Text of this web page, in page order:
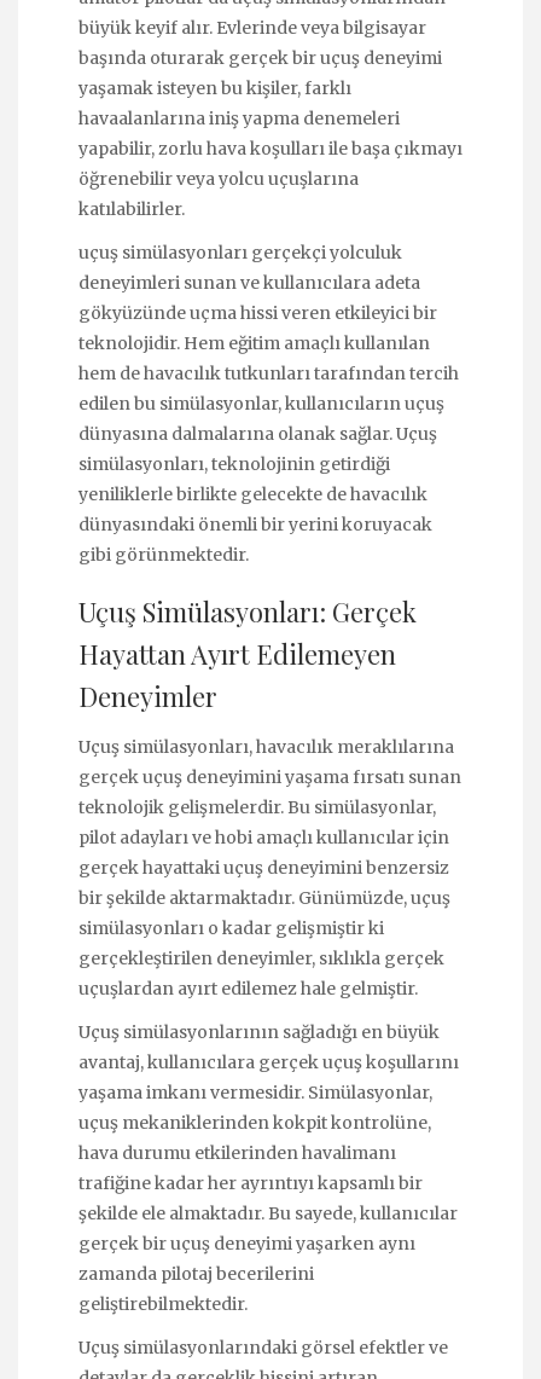
büyük keyif alır. Evlerinde veya bilgisayar
başında oturarak gerçek bir uçuş deneyimi
yaşamak isteyen bu kişiler, farklı
havaalanlarına iniş yapma denemeleri
yapabilir, zorlu hava koşulları ile başa çıkmayı
öğrenebilir veya yolcu uçuşlarına
katılabilirler.
uçuş simülasyonları gerçekçi yolculuk
deneyimleri sunan ve kullanıcılara adeta
gökyüzünde uçma hissi veren etkileyici bir
teknolojidir. Hem eğitim amaçlı kullanılan
hem de havacılık tutkunları tarafından tercih
edilen bu simülasyonlar, kullanıcıların uçuş
dünyasına dalmalarına olanak sağlar. Uçuş
simülasyonları, teknolojinin getirdiği
yeniliklerle birlikte gelecekte de havacılık
dünyasındaki önemli bir yerini koruyacak
gibi görünmektedir.
Uçuş Simülasyonları: Gerçek
Hayattan Ayırt Edilemeyen
Deneyimler
Uçuş simülasyonları, havacılık meraklılarına
gerçek uçuş deneyimini yaşama fırsatı sunan
teknolojik gelişmelerdir. Bu simülasyonlar,
pilot adayları ve hobi amaçlı kullanıcılar için
gerçek hayattaki uçuş deneyimini benzersiz
bir şekilde aktarmaktadır. Günümüzde, uçuş
simülasyonları o kadar gelişmiştir ki
gerçekleştirilen deneyimler, sıklıkla gerçek
uçuşlardan ayırt edilemez hale gelmiştir.
Uçuş simülasyonlarının sağladığı en büyük
avantaj, kullanıcılara gerçek uçuş koşullarını
yaşama imkanı vermesidir. Simülasyonlar,
uçuş mekaniklerinden kokpit kontrolüne,
hava durumu etkilerinden havalimanı
trafiğine kadar her ayrıntıyı kapsamlı bir
şekilde ele almaktadır. Bu sayede, kullanıcılar
gerçek bir uçuş deneyimi yaşarken aynı
zamanda pilotaj becerilerini
geliştirebilmektedir.
Uçuş simülasyonlarındaki görsel efektler ve